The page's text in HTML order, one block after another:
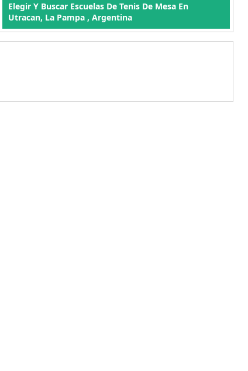
Elegir Y Buscar Escuelas De Tenis De Mesa En
Utracan, La Pampa , Argentina